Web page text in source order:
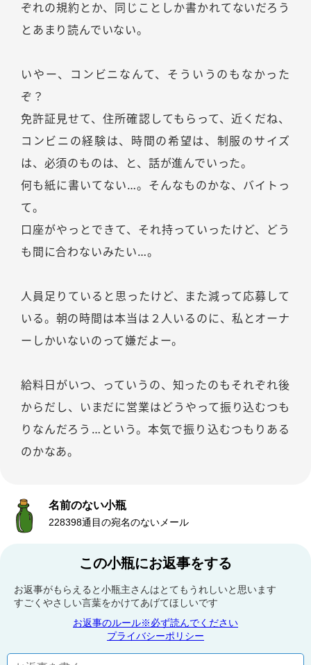
ぞれの規約とか、同じことしか書かれてないだろう
とあまり読んでいない。
いやー、コンビニなんて、そういうのもなかった
ぞ？
免許証見せて、住所確認してもらって、近くだね、
コンビニの経験は、時間の希望は、制服のサイズ
は、必須のものは、と、話が進んでいった。
何も紙に書いてない…。そんなものかな、バイトっ
て。
口座がやっとできて、それ持っていったけど、どう
も間に合わないみたい…。
人員足りていると思ったけど、また減って応募して
いる。朝の時間は本当は２人いるのに、私とオーナ
ーしかいないのって嫌だよー。
給料日がいつ、っていうの、知ったのもそれぞれ後
からだし、いまだに営業はどうやって振り込むつも
りなんだろう…という。本気で振り込むつもりある
のかなあ。
名前のない小瓶
228398通目の宛名のないメール
この小瓶にお返事をする
お返事がもらえると小瓶主さんはとてもうれしいと思います
すごくやさしい言葉をかけてあげてほしいです
お返事のルール※必ず読んでください
プライバシーポリシー